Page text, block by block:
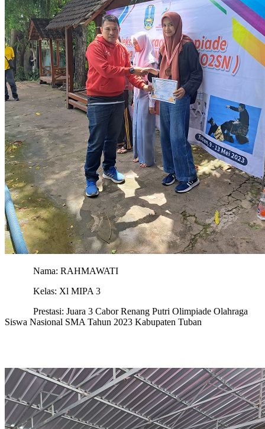
Nama: RAHMAWATI
Kelas: Xl MIPA 3
Prestasi: Juara 3 Cabor Renang Putri Olimpiade Olahraga
Siswa Nasional SMA Tahun 2023 Kabupaten Tuban